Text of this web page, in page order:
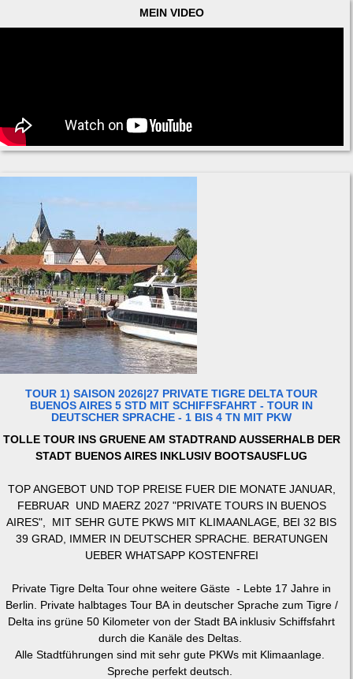
MEIN VIDEO
TOUR 1) SAISON 2026|27 PRIVATE TIGRE DELTA TOUR
BUENOS AIRES 5 STD MIT SCHIFFSFAHRT - TOUR IN
DEUTSCHER SPRACHE - 1 BIS 4 TN MIT PKW
TOLLE TOUR INS GRUENE AM STADTRAND AUSSERHALB DER
STADT BUENOS AIRES INKLUSIV BOOTSAUSFLUG
TOP ANGEBOT UND TOP PREISE FUER DIE MONATE JANUAR,
FEBRUAR UND MAERZ 2027 "PRIVATE TOURS IN BUENOS
AIRES", MIT SEHR GUTE PKWS MIT KLIMAANLAGE, BEI 32 BIS
39 GRAD, IMMER IN DEUTSCHER SPRACHE. BERATUNGEN
UEBER WHATSAPP KOSTENFREI
Private Tigre Delta Tour ohne weitere Gäste - Lebte 17 Jahre in
Berlin. Private halbtages Tour BA in deutscher Sprache zum Tigre /
Delta ins grüne 50 Kilometer von der Stadt BA inklusiv Schiffsfahrt
durch die Kanäle des Deltas.
Alle Stadtführungen sind mit sehr gute PKWs mit Klimaanlage.
Spreche perfekt deutsch.